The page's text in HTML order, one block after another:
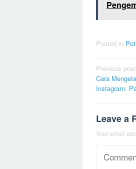
Posted in
Post
Previous post
Cara
Instagram:
Leave a
Your email